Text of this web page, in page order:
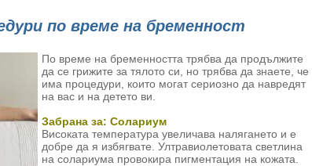
по време на бременност
По време на бременността трябва да продължите
да се грижите за тялото си, но трябва да знаете, че
има процедури, които могат сериозно да навредят
на вас и на детето ви.
Забрана за: Солариум
Високата температура увеличава налягането и е
добре да я избягвате. Ултравиолетовата светлина
на солариума провокира пигментация на кожата.